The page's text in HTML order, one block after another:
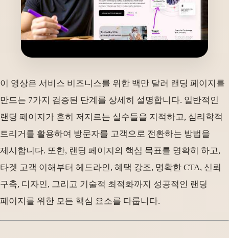
이 영상은 서비스 비즈니스를 위한 백만 달러 랜딩 페이지를
만드는 7가지 검증된 단계를 상세히 설명합니다. 일반적인
랜딩 페이지가 흔히 저지르는 실수들을 지적하고, 심리학적
트리거를 활용하여 방문자를 고객으로 전환하는 방법을
제시합니다. 또한, 랜딩 페이지의 핵심 목표를 명확히 하고,
타겟 고객 이해부터 헤드라인, 혜택 강조, 명확한 CTA, 신뢰
구축, 디자인, 그리고 기술적 최적화까지 성공적인 랜딩
페이지를 위한 모든 핵심 요소를 다룹니다.